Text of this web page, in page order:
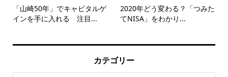
「山崎50年」でキャピタルゲ
インを手に入れる 注目...
2020年どう変わる？「つみた
てNISA」をわかり...
カテゴリー